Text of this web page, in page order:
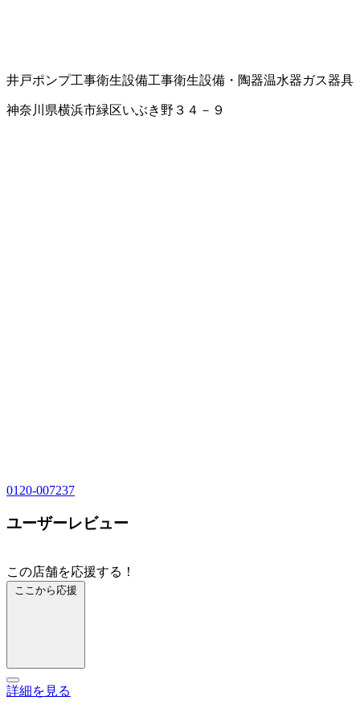
井戸ポンプ工事衛生設備工事衛生設備・陶器温水器ガス器具
神奈川県横浜市緑区いぶき野３４－９
0120-007237
ユーザーレビュー
この店舗を応援する！
ここから応援
詳細を見る